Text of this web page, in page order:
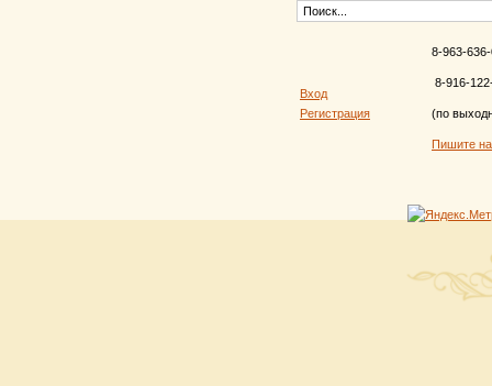
Вход
Регистрация
8-963-
8-916-
(по
Пишите